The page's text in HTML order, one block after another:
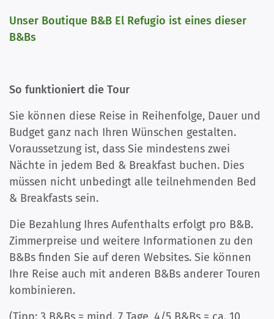
Unser Boutique B&B El Refugio ist eines dieser
B&Bs
So funktioniert die Tour
Sie können diese Reise in Reihenfolge, Dauer und
Budget ganz nach Ihren Wünschen gestalten.
Voraussetzung ist, dass Sie mindestens zwei
Nächte in jedem Bed & Breakfast buchen. Dies
müssen nicht unbedingt alle teilnehmenden Bed
& Breakfasts sein.
Die Bezahlung Ihres Aufenthalts erfolgt pro B&B.
Zimmerpreise und weitere Informationen zu den
B&Bs finden Sie auf deren Websites. Sie können
Ihre Reise auch mit anderen B&Bs anderer Touren
kombinieren.